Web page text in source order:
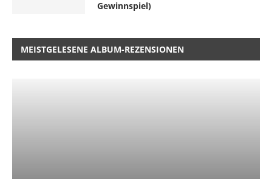
Gewinnspiel)
MEISTGELESENE ALBUM-REZENSIONEN